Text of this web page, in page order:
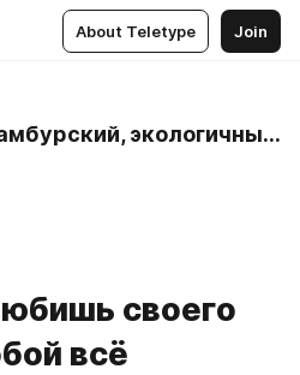
About Teletype Join
Станислав Самбурский, экологичный психолог
своего
всё